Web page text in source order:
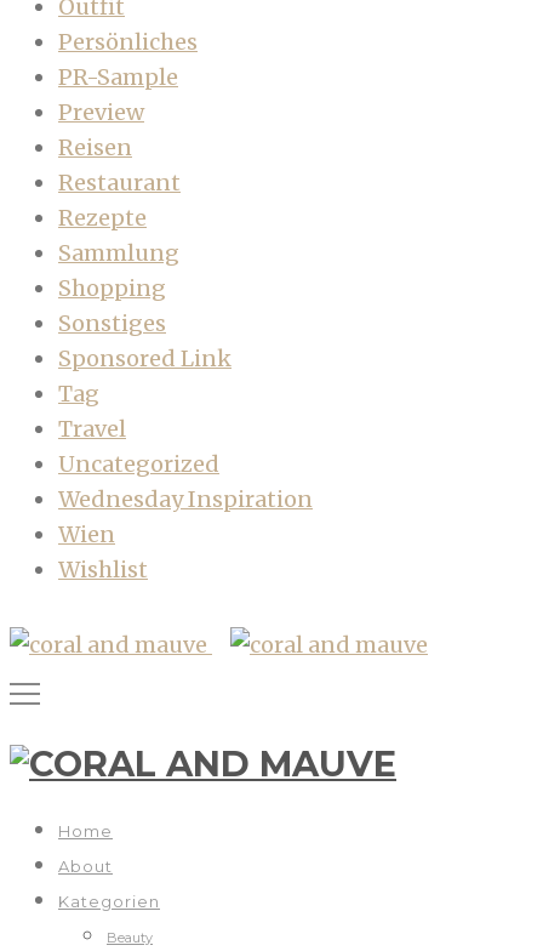
Outfit
Persönliches
PR-Sample
Preview
Reisen
Restaurant
Rezepte
Sammlung
Shopping
Sonstiges
Sponsored Link
Tag
Travel
Uncategorized
Wednesday Inspiration
Wien
Wishlist
Home
About
Kategorien
Beauty